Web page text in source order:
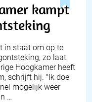
kampt
in staat om op te
zo laat
Hoogkamer heeft
schrijft hij. "Ik doe
mogelijk weer
…